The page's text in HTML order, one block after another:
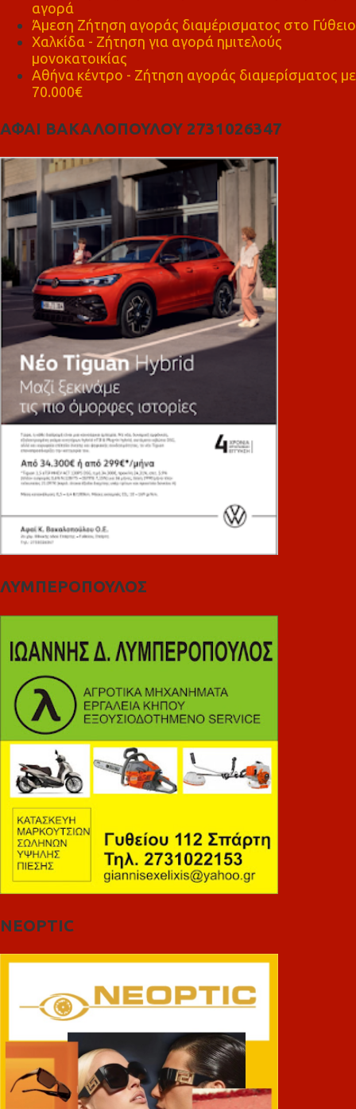
αγορά
Άμεση Ζήτηση αγοράς διαμέρισματος στο Γύθειο
Χαλκίδα - Ζήτηση για αγορά ημιτελούς
μονοκατοικίας
Αθήνα κέντρο - Ζήτηση αγοράς διαμερίσματος με
70.000€
ΑΦΑΙ ΒΑΚΑΛΟΠΟΥΛΟΥ 2731026347
ΛΥΜΠΕΡΟΠΟΥΛΟΣ
NEOPTIC